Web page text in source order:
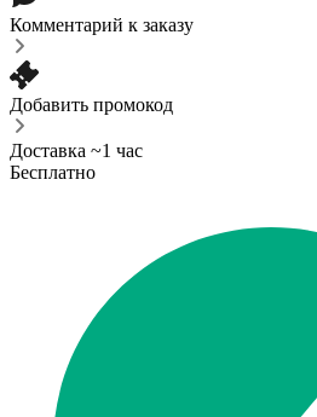
Комментарий к заказу
Добавить промокод
Доставка ~1 час
Бесплатно